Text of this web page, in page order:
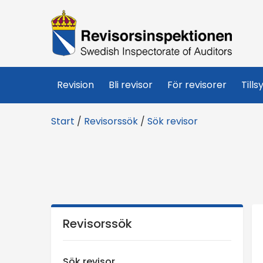
R
e
v
i
r
Revision Bli revisor För revisorer
Start / Revisorssök / Sök revisor
Revisorssök